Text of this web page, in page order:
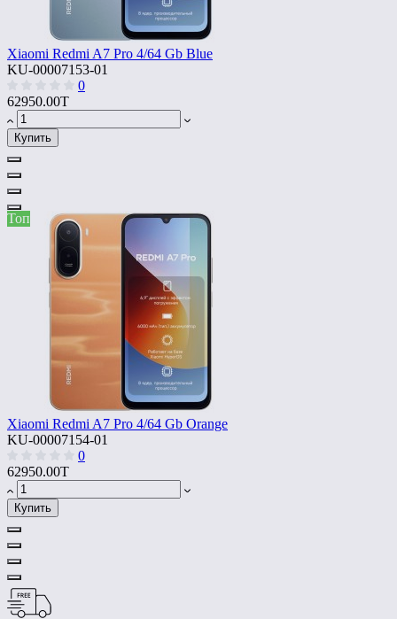
Xiaomi Redmi A7 Pro 4/64 Gb Blue
KU-00007153-01
0
62950.00T
Купить
Топ
Xiaomi Redmi A7 Pro 4/64 Gb Orange
KU-00007154-01
0
62950.00T
Купить